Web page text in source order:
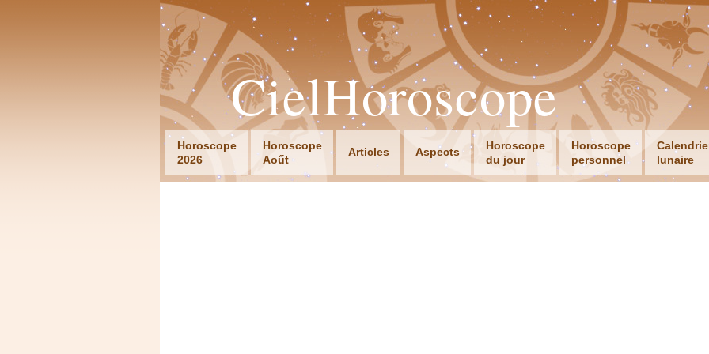
CielHoroscope
Horoscope
2026
Horoscope
Aoűt
Articles Aspects
Horoscope
du jour
Horoscope
personnel
lunaire